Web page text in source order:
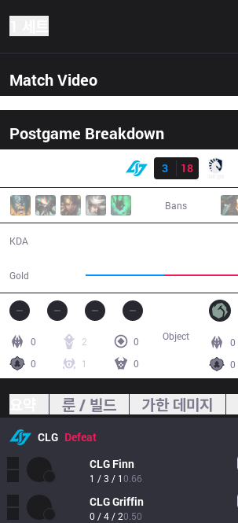
Match Video
Postgame Breakdown
3
18
Bans
KDA
Gold
0 2
0
0
1 0
0
0
Object
룬 / 빌드 가한 데미지
CLG Defeat
CLG Finn
1 / 3 / 10.66
CLGGriffin
0 / 4 / 20.50